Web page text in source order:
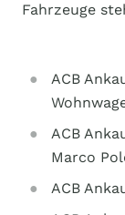
Fahrzeuge
ACB
ACB
Marco
ACB